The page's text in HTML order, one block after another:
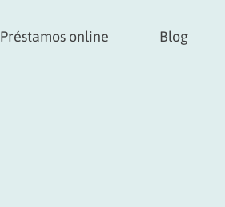
Préstamos online Blog